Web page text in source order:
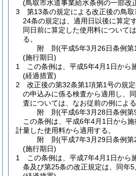
(鳥取市水道事業給水条例の一部改
3
第13条の規定による改正後の鳥
24条の規定は、適用日以後に算定
同日前に算定した使用料について
る。
附 則(平成5年3月26日条例第
(施行期日)
1
この条例は、平成5年4月1日から
(経過措置)
2
改正後の第32条第1項第1号の規
の申込みに係る検査から適用し、
査については、なお従前の例による
附 則(平成6年3月28日条例第
この条例は、平成6年4月1日から
計量した使用料から適用する。
附 則(平成7年3月29日条例第
(施行期日)
1
この条例は、平成7年4月1日から
条及び第25条の改正規定は、同年5